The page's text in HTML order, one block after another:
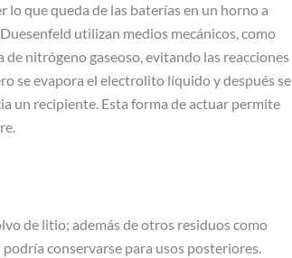
lo que queda de las baterías en un horno a
utilizan medios mecánicos, como
nitrógeno gaseoso, evitando las reacciones
se evapora el electrolito líquido y después se
un recipiente. Esta forma de actuar permite
de litio; además de otros residuos como
conservarse para usos posteriores.